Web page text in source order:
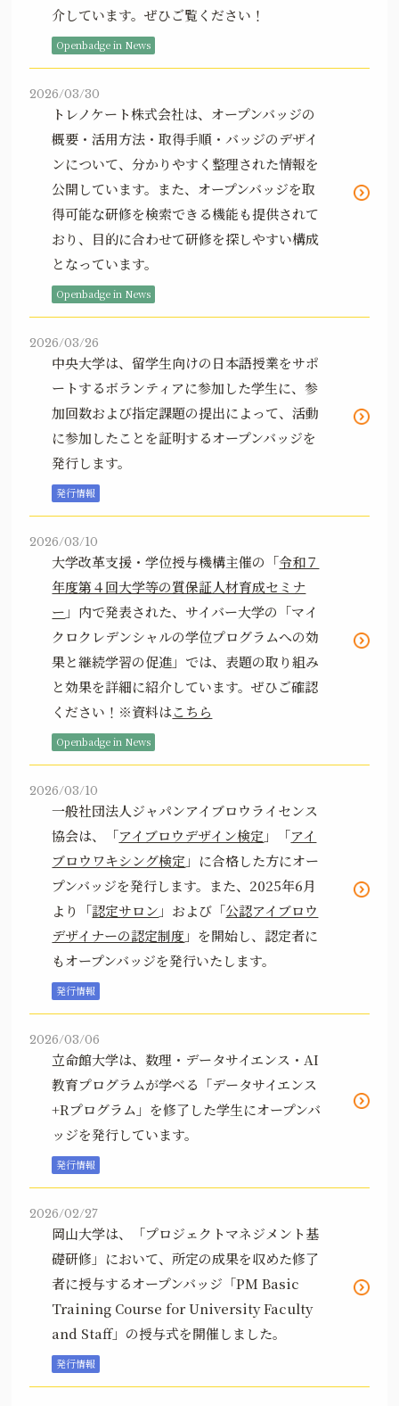
介しています。ぜひご覧ください！
Openbadge in News
2026/03/30
トレノケート株式会社は、オープンバッジの
概要・活用方法・取得手順・バッジのデザイ
ンについて、分かりやすく整理された情報を
公開しています。また、オープンバッジを取
得可能な研修を検索できる機能も提供されて
おり、目的に合わせて研修を探しやすい構成
となっています。
Openbadge in News
2026/03/26
中央大学は、留学生向けの日本語授業をサポ
ートするボランティアに参加した学生に、参
加回数および指定課題の提出によって、活動
に参加したことを証明するオープンバッジを
発行します。
発行情報
2026/03/10
大学改革支援・学位授与機構主催の「令和７
年度第４回大学等の質保証人材育成セミナ
ー 」内で発表された、サイバー大学の「マイ
クロクレデンシャルの学位プログラムへの効
果と継続学習の促進」では、表題の取り組み
と効果を詳細に紹介しています。ぜひご確認
ください！※資料はこちら
Openbadge in News
2026/03/10
一般社団法人ジャパンアイブロウライセンス
協会は、「アイブロウデザイン検定 」「アイ
ブロウワキシング検定 」に合格した方にオー
プンバッジを発行します。また、2025年6月
より「認定サロン 」および「公認アイブロウ
デザイナーの認定制度 」を開始し、認定者に
もオープンバッジを発行いたします。
発行情報
2026/03/06
立命館大学は、数理・データサイエンス・AI
教育プログラムが学べる「データサイエンス
+Rプログラム」を修了した学生にオープンバ
ッジを発行しています。
発行情報
2026/02/27
岡山大学は、「プロジェクトマネジメント基
礎研修」において、所定の成果を収めた修了
者に授与するオープンバッジ「PM Basic
Training Course for University Faculty
and Staff」の授与式を開催しました。
発行情報